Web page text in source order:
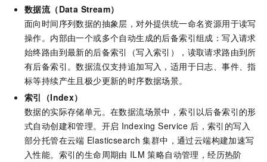
数据流（Data Stream）
面向时间序列数据的抽象层，对外提供统一命名资源用于读写
操作。内部由一个或多个自动生成的后备索引组成：写入请求
始终路由到最新的后备索引（写入索引），读取请求路由到所
有后备索引。数据流仅支持追加写入，适用于日志、事件、指
标等持续产生且极少更新的时序数据场景。
索引（Index）
数据的实际存储单元。在数据流场景中，索引以后备索引的形
式自动创建和管理。开启 Indexing Service 后，索引的写入
部分托管在云端 Elasticsearch 集群中，通过云端构建加速写
入性能。索引的生命周期由 ILM 策略自动管理，经历热阶